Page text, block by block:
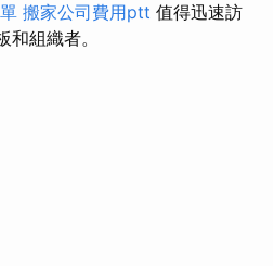
搬家公司費用ptt 值得迅速訪
組織者。